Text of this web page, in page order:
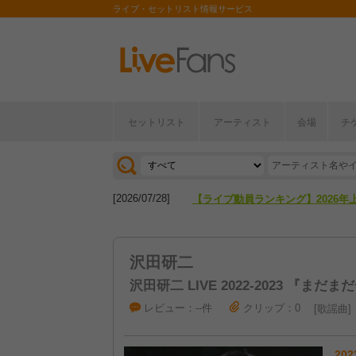
ライブ・セットリスト情報サービス
セットリスト アーティスト 会場 チ
[2026/04/27] 【フェス特集2026】フェス情報は
[2026/07/28] 【ライブ動員ランキング】2026年
[2026/07/28]
沢田研二
沢田研二 LIVE 2022-2023 『まだま
レビュー：--件 クリップ：0 歌謡曲